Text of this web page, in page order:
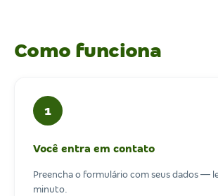
Como funciona
1
Você entra em contato
Preencha o formulário com seus dados —
minuto.